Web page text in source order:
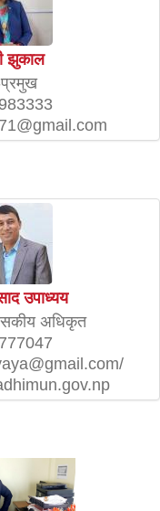
झुकाल
उपाध्यय
अधिकृत